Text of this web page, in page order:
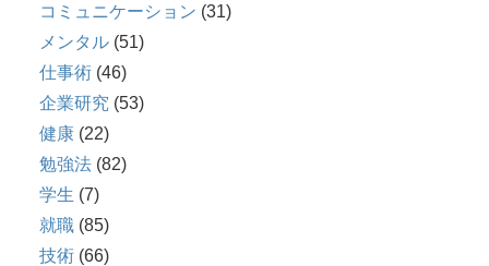
コミュニケーション (31)
メンタル (51)
仕事術 (46)
企業研究 (53)
健康 (22)
勉強法 (82)
学生 (7)
就職 (85)
技術 (66)